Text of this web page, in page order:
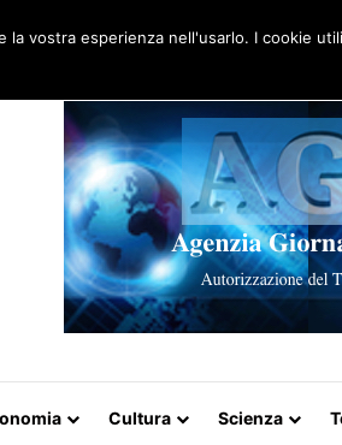
Cultura Scienza
la vostra esperienza nell'usarlo. I cookie